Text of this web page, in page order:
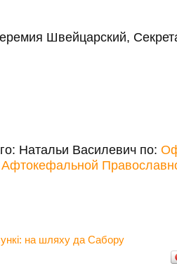
Швейцарский,
Натальи Василевич по:
Афтокефальной
на шляху да Сабору